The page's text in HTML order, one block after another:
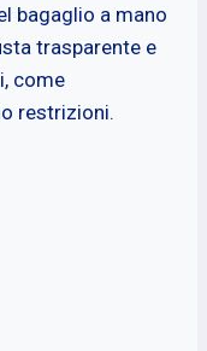
bagaglio a mano
trasparente e
come
restrizioni.